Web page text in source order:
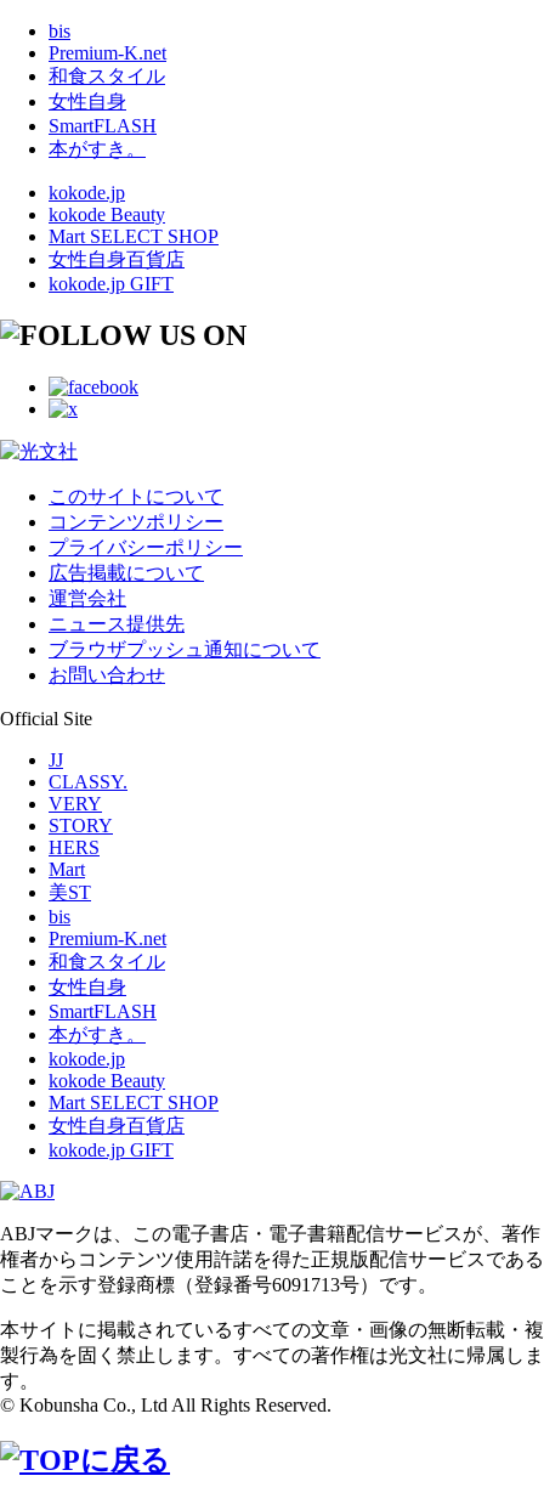
bis
Premium-K.net
和食スタイル
女性自身
SmartFLASH
本がすき。
kokode.jp
kokode Beauty
Mart SELECT SHOP
女性自身百貨店
kokode.jp GIFT
このサイトについて
コンテンツポリシー
プライバシーポリシー
広告掲載について
運営会社
ニュース提供先
ブラウザプッシュ通知について
お問い合わせ
Official Site
JJ
CLASSY.
VERY
STORY
HERS
Mart
美ST
bis
Premium-K.net
和食スタイル
女性自身
SmartFLASH
本がすき。
kokode.jp
kokode Beauty
Mart SELECT SHOP
女性自身百貨店
kokode.jp GIFT
ABJマークは、この電子書店・電子書籍配信サービスが、著作
権者からコンテンツ使用許諾を得た正規版配信サービスである
ことを示す登録商標（登録番号6091713号）です。
本サイトに掲載されているすべての文章・画像の無断転載・複
製行為を固く禁止します。すべての著作権は光文社に帰属しま
す。
© Kobunsha Co., Ltd All Rights Reserved.